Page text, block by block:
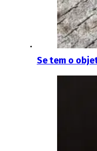
Se tem o